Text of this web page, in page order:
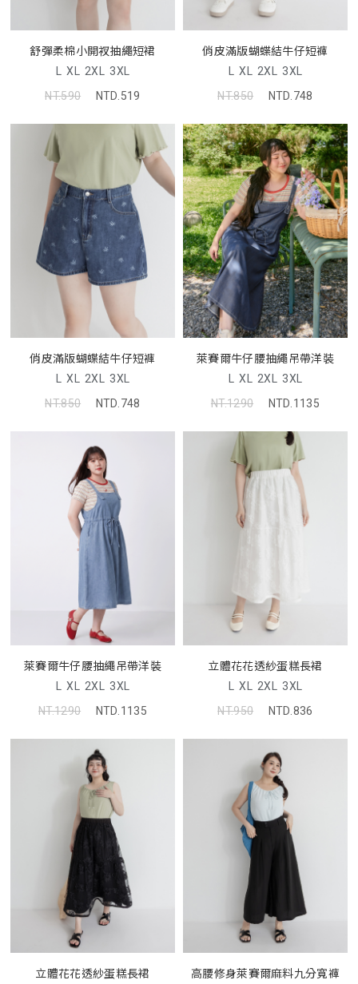
舒彈柔棉小開衩抽繩短裙
L XL 2XL 3XL
NT.590
NTD.519
俏皮滿版蝴蝶結牛仔短褲
L XL 2XL 3XL
NT.850
NTD.748
俏皮滿版蝴蝶結牛仔短褲
L XL 2XL 3XL
NT.850
NTD.748
萊賽爾牛仔腰抽繩吊帶洋裝
L XL 2XL 3XL
NT.1290
NTD.1135
萊賽爾牛仔腰抽繩吊帶洋裝
L XL 2XL 3XL
NT.1290
NTD.1135
立體花花透紗蛋糕長裙
L XL 2XL 3XL
NT.950
NTD.836
立體花花透紗蛋糕長裙
高腰修身萊賽爾麻料九分寬褲